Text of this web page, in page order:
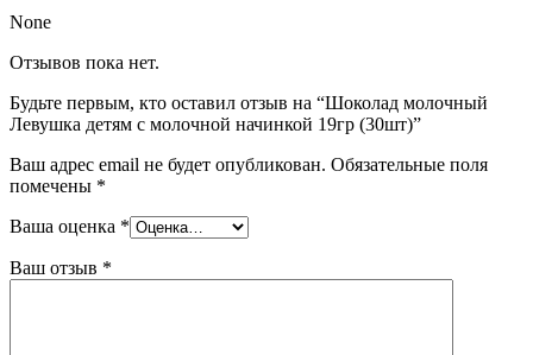
None
Отзывов пока нет.
Будьте первым, кто оставил отзыв на “Шоколад молочный
Левушка детям с молочной начинкой 19гр (30шт)”
Ваш адрес email не будет опубликован. Обязательные поля
помечены *
Ваша оценка *
Ваш отзыв *